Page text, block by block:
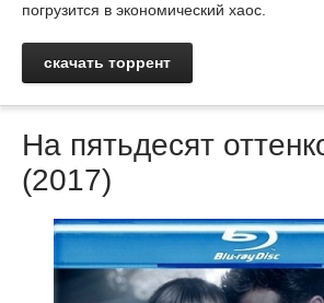
погрузится в экономический хаос.
скачать торрент
На пятьдесят
(2017)